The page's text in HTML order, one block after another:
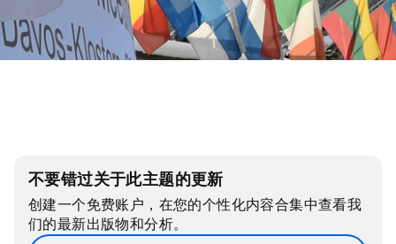
不要错过关于此主题的更新
创建一个免费账户，在您的个性化内容合集中查看我
们的最新出版物和分析。